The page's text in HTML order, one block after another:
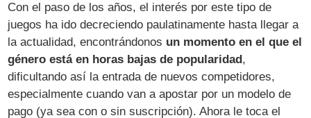
Con el paso de los años, el interés por este tipo de
juegos ha ido decreciendo paulatinamente hasta llegar a
la actualidad, encontrándonos un momento en el que el
género está en horas bajas de popularidad,
dificultando así la entrada de nuevos competidores,
especialmente cuando van a apostar por un modelo de
pago (ya sea con o sin suscripción). Ahora le toca el